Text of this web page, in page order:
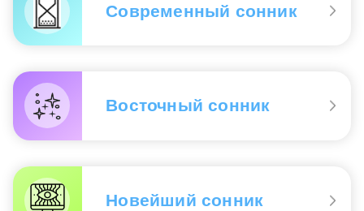
Современный сонник
Восточный сонник
Новейший сонник